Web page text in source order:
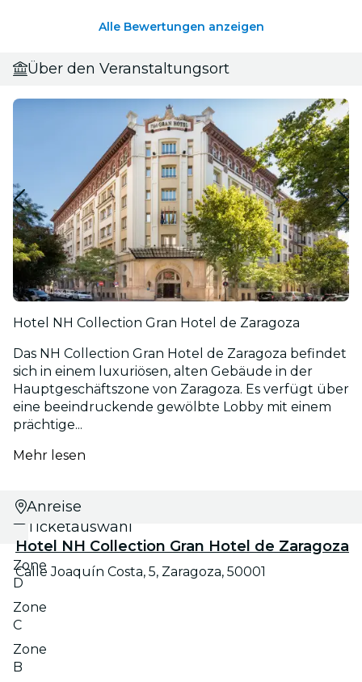
Alle Bewertungen anzeigen
Über den Veranstaltungsort
Hotel NH Collection Gran Hotel de Zaragoza
Das NH Collection Gran Hotel de Zaragoza befindet
sich in einem luxuriösen, alten Gebäude in der
Hauptgeschäftszone von Zaragoza. Es verfügt über
eine beeindruckende gewölbte Lobby mit einem
prächtige...
Mehr lesen
Datums- und
Ticketauswahl
Zone
D
Zone
C
Zone
B
Anreise
Hotel NH Collection Gran Hotel de Zaragoza
Calle Joaquín Costa, 5, Zaragoza, 50001